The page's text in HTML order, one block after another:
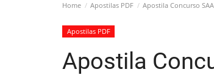
Home Apostilas PDF Apostila Concurso
Apostilas PDF
Apostila